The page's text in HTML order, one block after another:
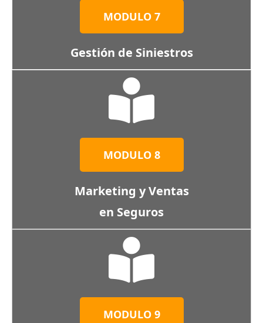
MODULO 7
Gestión de Siniestros
MODULO 8
Marketing y Ventas
en Seguros
MODULO 9